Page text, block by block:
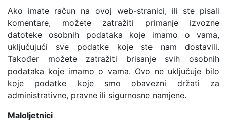
Ako imate račun na ovoj web-stranici, ili ste pisali
komentare, možete zatražiti primanje izvozne
datoteke osobnih podataka koje imamo o vama,
uključujući sve podatke koje ste nam dostavili.
Također možete zatražiti brisanje svih osobnih
podataka koje imamo o vama. Ovo ne uključuje bilo
koje podatke koje smo obavezni držati za
administrativne, pravne ili sigurnosne namjene.
Maloljetnici